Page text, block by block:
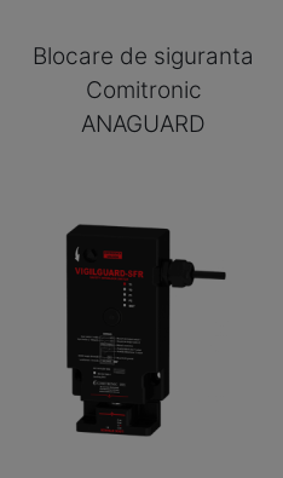
Blocare de siguranta
Comitronic
ANAGUARD